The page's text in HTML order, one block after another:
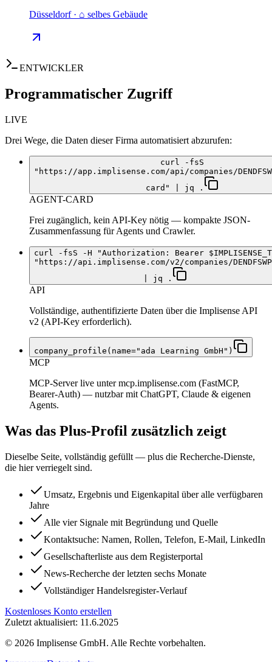
Düsseldorf · ⌂ selbes Gebäude
ENTWICKLER
Programmatischer Zugriff
LIVE
Drei Wege, die Daten dieser Firma automatisiert abzurufen:
curl -fsS
"https://app.implisense.com/api/companies/
card" | jq .
AGENT-CARD
Frei zugänglich, kein API-Key nötig — kompakte JSON-
Zusammenfassung für Agents und Crawler.
curl -fsS -H "Authorization: Bearer
"https://api.implisense.com/v2/companies/
| jq .
API
Vollständige, authentifizierte Daten über die Implisense API
v2 (API-Key erforderlich).
company_profile(name="ada Learning GmbH")
MCP
MCP-Server live unter mcp.implisense.com (FastMCP,
Bearer-Auth) — nutzbar mit ChatGPT, Claude & eigenen
Agents.
Was das Plus-Profil zusätzlich zeigt
Dieselbe Seite, vollständig gefüllt — plus die Recherche-Dienste,
die hier verriegelt sind.
Umsatz, Ergebnis und Eigenkapital über alle verfügbaren
Jahre
Alle vier Signale mit Begründung und Quelle
Kontaktsuche: Namen, Rollen, Telefon, E-Mail, LinkedIn
Gesellschafterliste aus dem Registerportal
News-Recherche der letzten sechs Monate
Vollständiger Handelsregister-Verlauf
Kostenloses Konto erstellen
Zuletzt aktualisiert: 11.6.2025
© 2026 Implisense GmbH. Alle Rechte vorbehalten.